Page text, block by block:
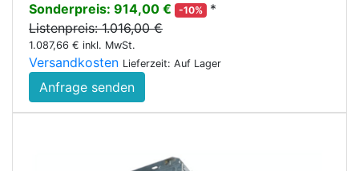
Sonderpreis: 914,00 €
-10%
*
Listenpreis: 1.016,00 €
1.087,66 € inkl. MwSt.
Versandkosten Lieferzeit: Auf Lager
Anfrage senden